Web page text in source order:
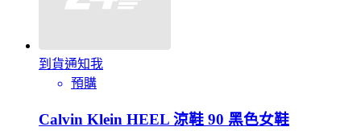
到貨通知我
預購
Calvin Klein HEEL 涼鞋 90 黑色女鞋